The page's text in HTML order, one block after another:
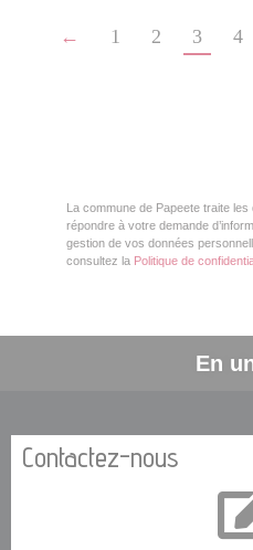
← 1 2 3 4
La commune de Papeete traite
répondre à votre demande
gestion de vos données
consultez la Politique de
En
Contactez-nous